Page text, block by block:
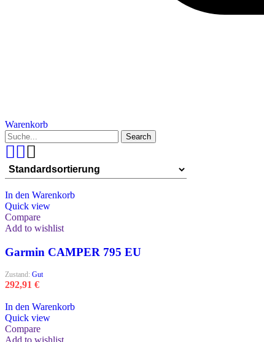
Warenkorb
Search
In den Warenkorb
Quick view
Compare
Add to wishlist
Garmin CAMPER 795 EU
Zustand: Gut
292,91 €
In den Warenkorb
Quick view
Compare